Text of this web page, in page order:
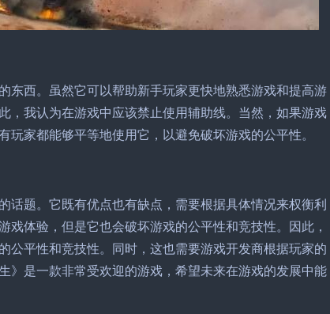
东西。虽然它可以帮助新手玩家更快地熟悉游戏和提高游
，我认为在游戏中应该禁止使用辅助线。当然，如果游戏
家都能够平等地使用它，以避免破坏游戏的公平性。
话题。它既有优点也有缺点，需要根据具体情况来权衡利
体验，但是它也会破坏游戏的公平性和竞技性。因此，
公平性和竞技性。同时，这也需要游戏开发商根据玩家的
》是一款非常受欢迎的游戏，希望未来在游戏的发展中能